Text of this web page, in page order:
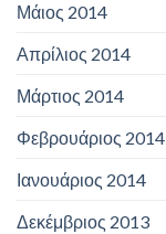
Μάιος 2014
Απρίλιος 2014
Μάρτιος 2014
Φεβρουάριος 2014
Ιανουάριος 2014
Δεκέμβριος 2013